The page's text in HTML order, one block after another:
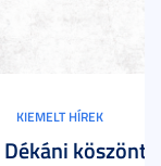
KIEMELT HÍREK
Dékáni köszöntő